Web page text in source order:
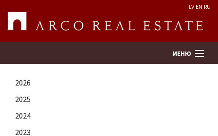
LV EN RU
МЕНЮ
Поиск
2026
2025
2024
2023